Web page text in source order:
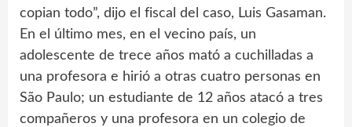
copian todo”, dijo el fiscal del caso, Luis Gasaman.
En el último mes, en el vecino país, un
adolescente de trece años mató a cuchilladas a
una profesora e hirió a otras cuatro personas en
São Paulo; un estudiante de 12 años atacó a tres
compañeros y una profesora en un colegio de